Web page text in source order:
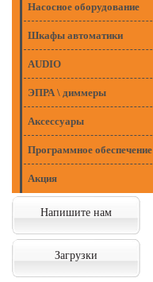
Насосное оборудование
Шкафы автоматики
AUDIO
ЭПРА \ диммеры
Аксессуары
Программное обеспечение
Акция
Напишите нам
Загрузки